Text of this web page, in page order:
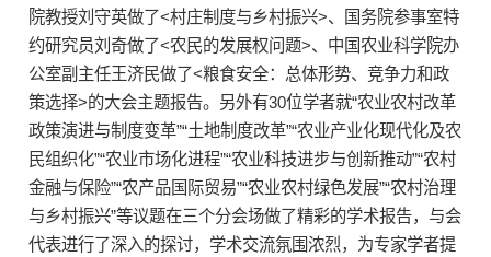
院教授刘守英做了<村庄制度与乡村振兴>、国务院参事室特
约研究员刘奇做了<农民的发展权问题>、中国农业科学院办
公室副主任王济民做了<粮食安全：总体形势、竞争力和政
策选择>的大会主题报告。另外有30位学者就“农业农村改革
政策演进与制度变革”“土地制度改革”“农业产业化现代化及农
民组织化”“农业市场化进程”“农业科技进步与创新推动”“农村
金融与保险”“农产品国际贸易”“农业农村绿色发展”“农村治理
与乡村振兴”等议题在三个分会场做了精彩的学术报告，与会
代表进行了深入的探讨，学术交流氛围浓烈，为专家学者提